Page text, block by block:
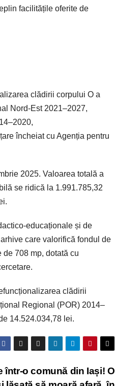
facilitățile oferite de
clădirii corpului O a
Nord-Est 2021–2027,
încheiat cu Agenția pentru
2025. Valoarea totală a
se ridică la 1.991.785,32
educaționale și de
care valorifică fondul de
708 mp, dotată cu
clădirii
Regional (POR) 2014–
14.524.034,78 lei.
într-o comună din Iași! O